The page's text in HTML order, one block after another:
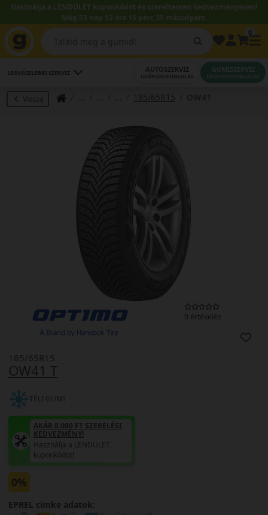
Használja a LENDÜLET kuponkódot és szereltessen kedvezményesen!
Még 53 nap 12 óra 15 perc 34 másodperc.
LEGKÖZELEBBI SZERVIZ AUTÓSZERVIZ
IDŐPONTFOGLALÁS
GUMISZERVIZ
IDŐPONTFOGLALÁS
Vissza 185/65R15
0 értékelés
OW41 T
185/65R15
TÉLI GUMI
AKÁR 8.000 FT SZERELÉSI
KEDVEZMÉNY!
Használja a LENDÜLET
kuponkódot!
0%
EPREL cimke adatok: